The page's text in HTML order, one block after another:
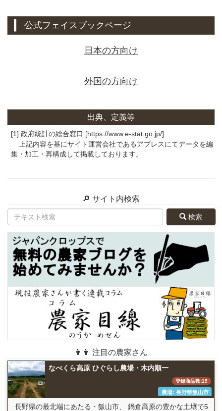
公式フェイスブックページ
日本の方向け
外国の方向け
出典、定義等
[1] 政府統計の総合窓口 [https://www.e-stat.go.jp/]
上記内容を基にサイト運営会社であるアプレスにてデータを編
集・加工・再構成して掲載しております。
🔎 サイト内検索
検索
👨👩 注目の農家さん
なべくら高原 ひぐらし農場・木内順一
登録商品数:15
農場: 長野県飯山市
長野県の最北端にあたる・飯山市、 鍋倉高原の豊かな土壌で5